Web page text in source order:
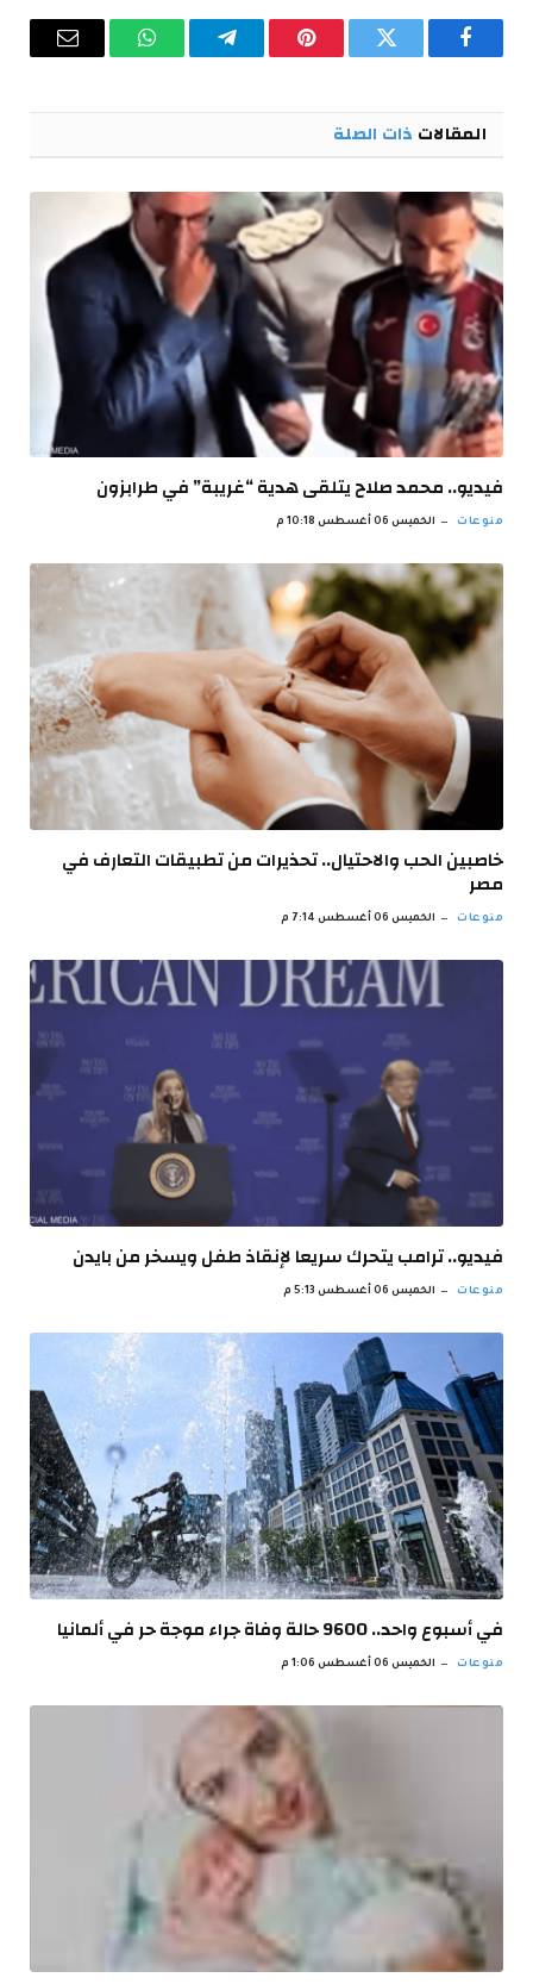
فيسبوك تويتر بينتيريستتيلقرام واتساب البريد
المقالات ذات الصلة
فيديو.. محمد صلاح يتلقى هدية “غريبة” في طرابزون
منوعات الخميس 06 أغسطس 10:18 م
خاصبين الحب والاحتيال.. تحذيرات من تطبيقات التعارف في
مصر
منوعات الخميس 06 أغسطس 7:14 م
فيديو.. ترامب يتحرك سريعا لإنقاذ طفل ويسخر من بايدن
منوعات الخميس 06 أغسطس 5:13 م
في أسبوع واحد.. 9600 حالة وفاة جراء موجة حر في ألمانيا
منوعات الخميس 06 أغسطس 1:06 م